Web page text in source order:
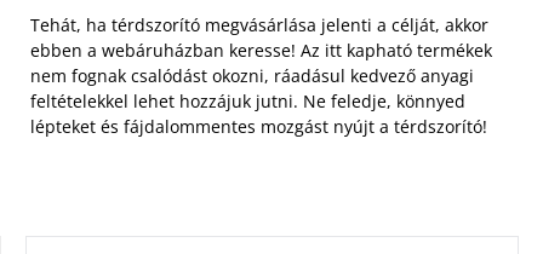
Tehát, ha térdszorító megvásárlása jelenti a célját, akkor
ebben a webáruházban keresse! Az itt kapható termékek
nem fognak csalódást okozni, ráadásul kedvező anyagi
feltételekkel lehet hozzájuk jutni. Ne feledje, könnyed
lépteket és fájdalommentes mozgást nyújt a térdszorító!